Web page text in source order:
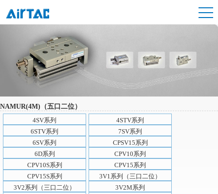
NAMUR(4M)（五口二位）
4SV系列
4STV系列
6STV系列
7SV系列
6SV系列
CPSV15系列
6D系列
CPV10系列
CPV10S系列
CPV15系列
CPV15S系列
3V1系列（三口二位）
3V2系列（三口二位）
3V2M系列